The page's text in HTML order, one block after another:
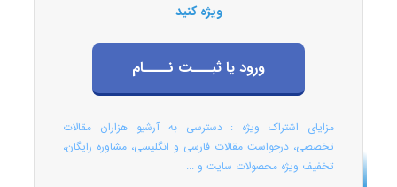
ویژه کنید
ورود یا ثبـــت نــــام
مزایای اشتراک ویژه : دسترسی به آرشیو هزاران مقالات
تخصصی، درخواست مقالات فارسی و انگلیسی، مشاوره رایگان،
تخفیف ویژه محصولات سایت و ...